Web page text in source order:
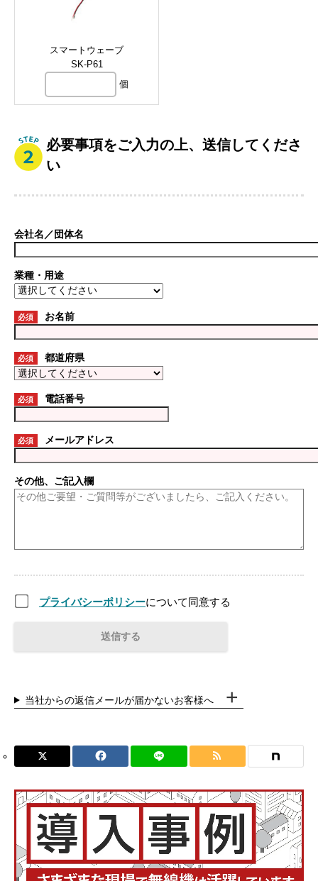
スマートウェーブ
SK-P61
個
必要事項をご入力の上、送信してくださ
い
会社名／団体名
業種・用途
必須 お名前
必須 都道府県
必須 電話番号
必須 メールアドレス
その他、ご記入欄
プライバシーポリシーについて同意する
当社からの返信メールが届かないお客様へ